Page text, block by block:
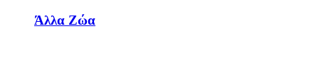
Άλλα Ζώα